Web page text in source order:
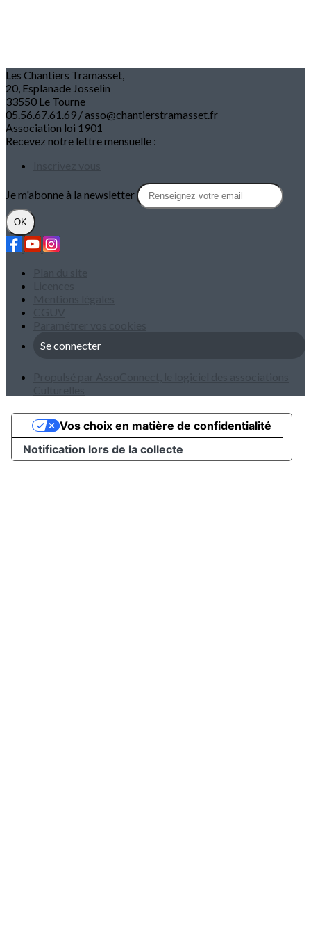
Les Chantiers Tramasset,
20, Esplanade Josselin
33550 Le Tourne
05.56.67.61.69 / asso@chantierstramasset.fr
Association loi 1901
Recevez notre lettre mensuelle :
Je m'abonne à la newsletter
OK
Se connecter
Notification lors de la collecte
Vos choix en matière de confidentialité